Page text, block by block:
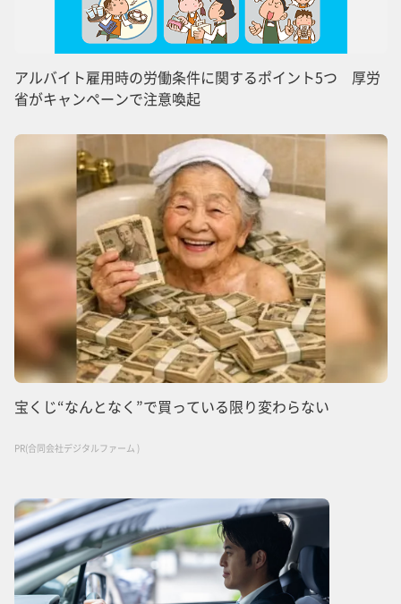
アルバイト雇用時の労働条件に関するポイント5つ 厚労
省がキャンペーンで注意喚起
宝くじ“なんとなく”で買っている限り変わらない
PR(合同会社デジタルファーム )